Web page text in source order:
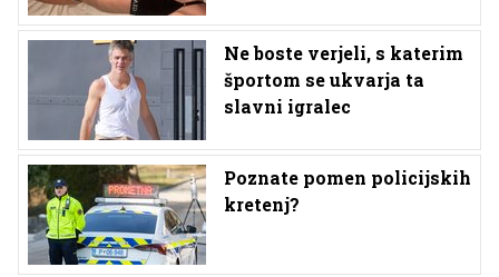
Ne boste verjeli, s katerim
športom se ukvarja ta
slavni igralec
Poznate pomen policijskih
kretenj?